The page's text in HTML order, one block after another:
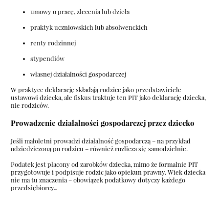
umowy o pracę, zlecenia lub dzieła
praktyk uczniowskich lub absolwenckich
renty rodzinnej
stypendiów
własnej działalności gospodarczej
W praktyce deklarację składają rodzice jako przedstawiciele
ustawowi dziecka, ale fiskus traktuje ten PIT jako deklarację dziecka,
nie rodziców.
Prowadzenie działalności gospodarczej przez dziecko
Jeśli małoletni prowadzi działalność gospodarczą – na przykład
odziedziczoną po rodzicu – również rozlicza się samodzielnie.
Podatek jest płacony od zarobków dziecka, mimo że formalnie PIT
przygotowuje i podpisuje rodzic jako opiekun prawny. Wiek dziecka
nie ma tu znaczenia – obowiązek podatkowy dotyczy każdego
przedsiębiorcy